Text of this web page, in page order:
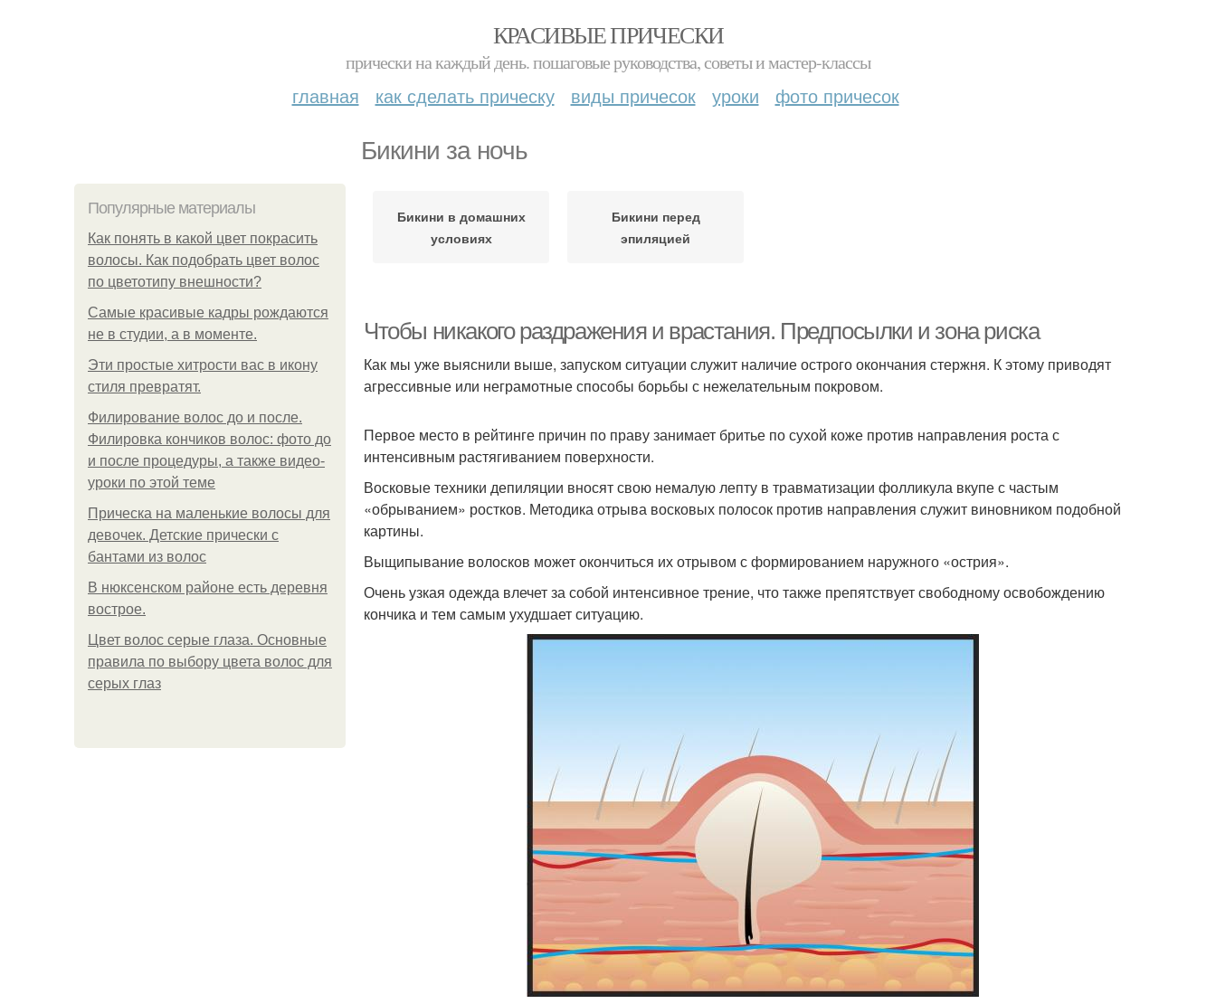
КРАСИВЫЕ ПРИЧЕСКИ
прически на каждый день. пошаговые руководства, советы и мастер-классы
главная как сделать прическу виды причесок уроки фото причесок
Бикини за ночь
Популярные материалы
Как понять в какой цвет покрасить
волосы. Как подобрать цвет волос
по цветотипу внешности?
Самые красивые кадры рождаются
не в студии, а в моменте.
Эти простые хитрости вас в икону
стиля превратят.
Филирование волос до и после.
Филировка кончиков волос: фото до
и после процедуры, а также видео-
уроки по этой теме
Прическа на маленькие волосы для
девочек. Детские прически с
бантами из волос
В нюксенском районе есть деревня
вострое.
Цвет волос серые глаза. Основные
правила по выбору цвета волос для
серых глаз
Бикини в домашних
условиях
Бикини перед
эпиляцией
Чтобы никакого раздражения и врастания. Предпосылки и зона риска
Как мы уже выяснили выше, запуском ситуации служит наличие острого окончания стержня. К этому приводят
агрессивные или неграмотные способы борьбы с нежелательным покровом.
Первое место в рейтинге причин по праву занимает бритье по сухой коже против направления роста с
интенсивным растягиванием поверхности.
Восковые техники депиляции вносят свою немалую лепту в травматизации фолликула вкупе с частым
«обрыванием» ростков. Методика отрыва восковых полосок против направления служит виновником подобной
картины.
Выщипывание волосков может окончиться их отрывом с формированием наружного «острия».
Очень узкая одежда влечет за собой интенсивное трение, что также препятствует свободному освобождению
кончика и тем самым ухудшает ситуацию.